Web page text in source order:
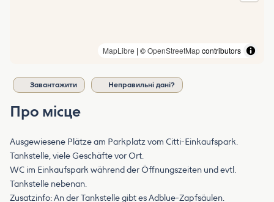
MapLibre | ©OpenStreetMapcontributors
Завантажити Неправильні дані?
Про місце
Ausgewiesene Plätze am Parkplatz vom Citti-Einkaufspark.
Tankstelle, viele Geschäfte vor Ort.
WC im Einkaufspark während der Öffnungszeiten und evtl.
Tankstelle nebenan.
Zusatzinfo: An der Tankstelle gibt es Adblue-Zapfsäulen.